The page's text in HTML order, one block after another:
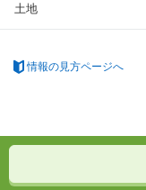
土地
情報の見方ページへ